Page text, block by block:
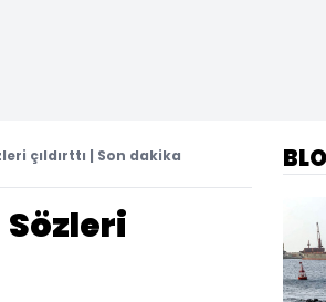
çıldırttı | Son dakika